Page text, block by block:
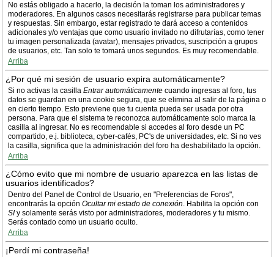
No estás obligado a hacerlo, la decisión la toman los administradores y
moderadores. En algunos casos necesitarás registrarse para publicar temas
y respuestas. Sin embargo, estar registrado te dará acceso a contenidos
adicionales y/o ventajas que como usuario invitado no difrutarías, como tener
tu imagen personalizada (avatar), mensajes privados, suscripción a grupos
de usuarios, etc. Tan solo te tomará unos segundos. Es muy recomendable.
Arriba
¿Por qué mi sesión de usuario expira automáticamente?
Si no activas la casilla Entrar automáticamente cuando ingresas al foro, tus
datos se guardan en una cookie segura, que se elimina al salir de la página o
en cierto tiempo. Esto previene que tu cuenta pueda ser usada por otra
persona. Para que el sistema te reconozca automáticamente solo marca la
casilla al ingresar. No es recomendable si accedes al foro desde un PC
compartido, e.j. biblioteca, cyber-cafés, PC's de universidades, etc. Si no ves
la casilla, significa que la administración del foro ha deshabilitado la opción.
Arriba
¿Cómo evito que mi nombre de usuario aparezca en las listas de
usuarios identificados?
Dentro del Panel de Control de Usuario, en "Preferencias de Foros",
encontrarás la opción Ocultar mi estado de conexión. Habilita la opción con
SIy solamente serás visto por administradores, moderadores y tu mismo.
Serás contado como un usuario oculto.
Arriba
¡Perdí mi contraseña!